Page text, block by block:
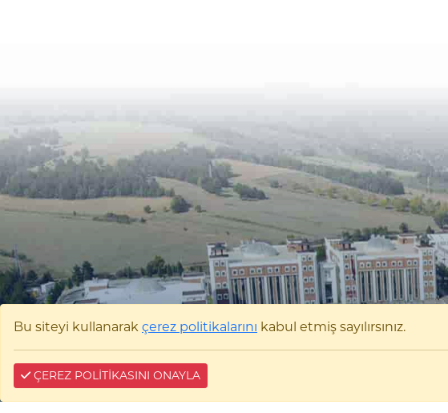
Bu siteyi kullanarak çerez politikalarını kabul etmiş sayılırsınız.
ÇEREZ POLİTİKASINI ONAYLA